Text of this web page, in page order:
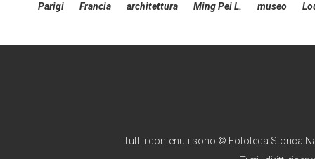
Parigi Francia architettura Ming Pei L. museo
Tutti i contenuti sono © Fototeca Storica